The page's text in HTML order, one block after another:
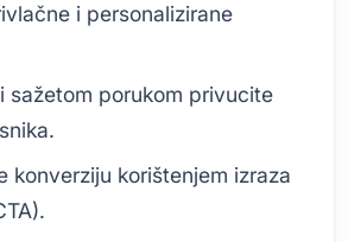
i personalizirane
sažetom porukom privucite
konverziju korištenjem izraza